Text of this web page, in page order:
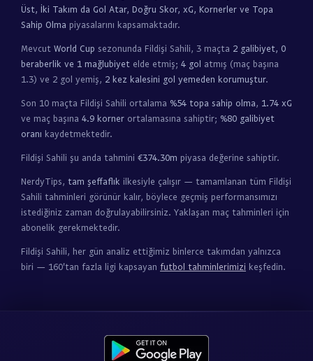
Üst, İki Takım da Gol Atar, Doğru Skor, xG, Kornerler ve Topa
Sahip Olma piyasalarını kapsamaktadır.
Mevcut World Cup sezonunda Fildişi Sahili, 3 maçta 2 galibiyet, 0
beraberlik ve 1 mağlubiyet elde etmiş; 4 gol atmış (maç başına
1.3) ve 2 gol yemiş, 2 kez kalesini gol yemeden korumuştur.
Son 10 maçta Fildişi Sahili ortalama %54 topa sahip olma, 1.74 xG
ve maç başına 4.9 korner ortalamasına sahiptir; %80 galibiyet
oranı kaydetmektedir.
Fildişi Sahili şu anda tahmini €374.30m piyasa değerine sahiptir.
NerdyTips, tam şeffaflık ilkesiyle çalışır — tamamlanan tüm Fildişi
Sahili tahminleri görünür kalır, böylece geçmiş performansımızı
istediğiniz zaman doğrulayabilirsiniz. Yaklaşan maç tahminleri için
abonelik gerekmektedir.
Fildişi Sahili, her gün analiz ettiğimiz binlerce takımdan yalnızca
biri — 160'tan fazla ligi kapsayan futbol tahminlerimizi keşfedin.